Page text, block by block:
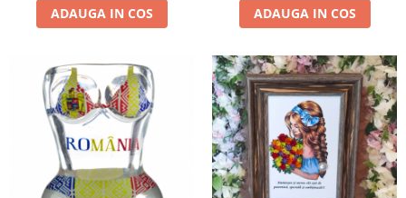
ADAUGA IN COS ADAUGA IN COS